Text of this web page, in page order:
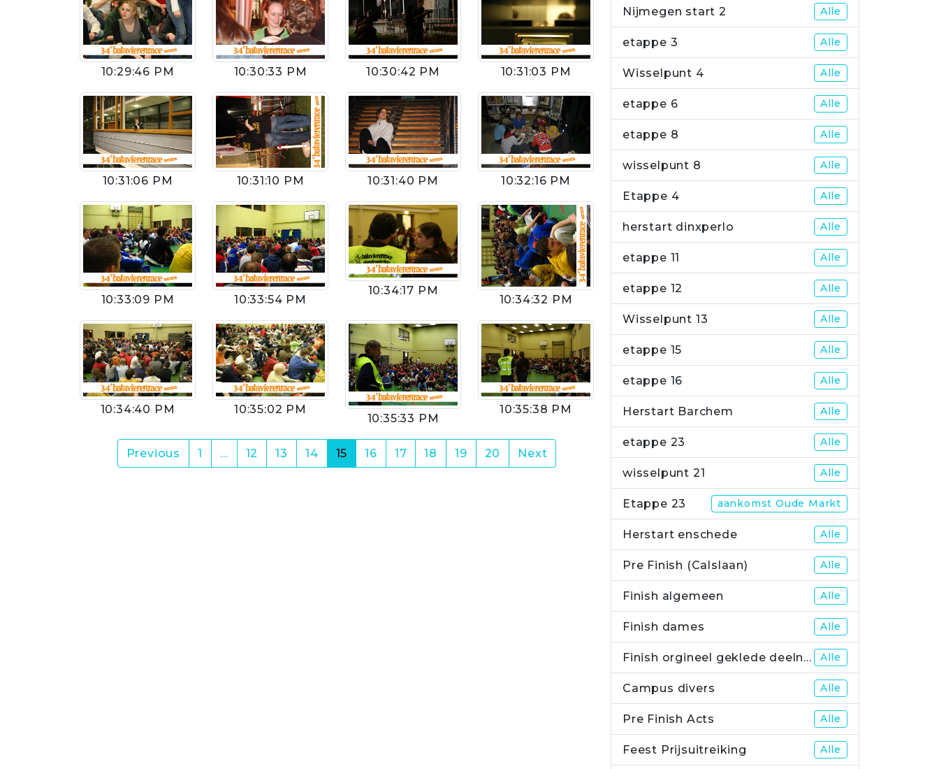
10:29:46 PM 10:30:33 PM 10:30:42 PM 10:31:03 PM
10:31:06 PM 10:31:10 PM 10:31:40 PM 10:32:16 PM
10:33:09 PM 10:33:54 PM
10:34:17 PM
10:34:32 PM
10:34:40 PM 10:35:02 PM
10:35:33 PM
10:35:38 PM
Previous 1 … 12 13 14 15 (current)
16 17 18 19 20 Next
Nijmegen start 2 Alle
etappe 3 Alle
Wisselpunt 4 Alle
etappe 6 Alle
etappe 8 Alle
wisselpunt 8 Alle
Etappe 4 Alle
herstart dinxperlo Alle
etappe 11 Alle
etappe 12 Alle
Wisselpunt 13 Alle
etappe 15 Alle
etappe 16 Alle
Herstart Barchem Alle
etappe 23 Alle
wisselpunt 21 Alle
Etappe 23 aankomst Oude Markt
Herstart enschede Alle
Pre Finish (Calslaan) Alle
Finish algemeen Alle
Finish dames Alle
Finish orgineel geklede deelnemers Alle
Campus divers Alle
Pre Finish Acts Alle
Feest Prijsuitreiking Alle